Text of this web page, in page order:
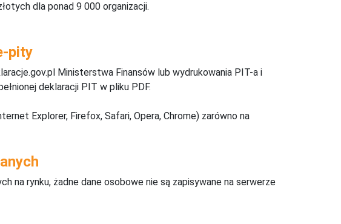
dla ponad 9 000 organizacji.
pity
Ministerstwa Finansów lub wydrukowania PIT-a i
deklaracji PIT w pliku PDF.
Explorer, Firefox, Safari, Opera, Chrome) zarówno na
na rynku, żadne dane osobowe nie są zapisywane na serwerze